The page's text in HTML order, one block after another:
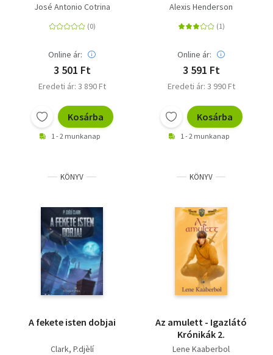
José Antonio Cotrina
Online ár:
3 501 Ft
Eredeti ár: 3 890 Ft
Kosárba
1 - 2 munkanap
Alexis Henderson
Online ár:
3 591 Ft
Eredeti ár: 3 990 Ft
Kosárba
1 - 2 munkanap
KÖNYV
A fekete isten dobjai
Clark, P.djèlí
KÖNYV
Az amulett - Igazlátó
Krónikák 2.
Lene Kaaberbol